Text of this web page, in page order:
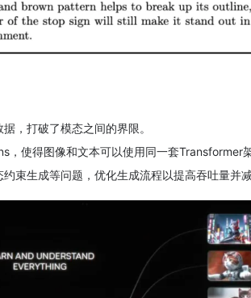
，打破了模态之间的界限。
，使得图像和文本可以使用同一套Transformer
束生成等问题，优化生成流程以提高吞吐量并减